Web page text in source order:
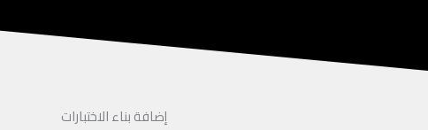
إضافة بناء الاختبارات